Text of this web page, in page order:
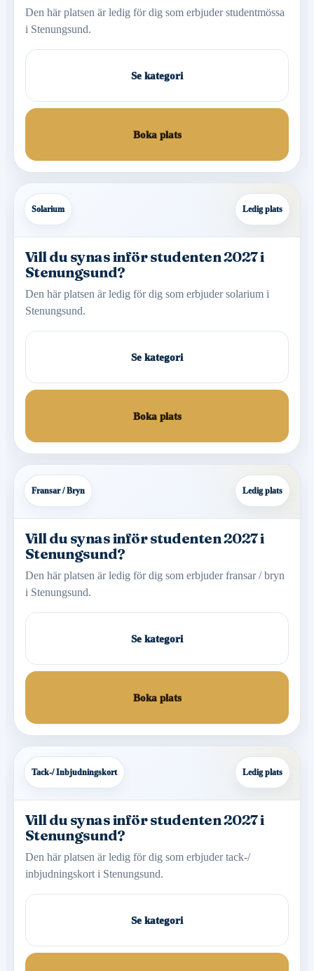
Den här platsen är ledig för dig som erbjuder studentmössa
i Stenungsund.
Se kategori
Boka plats
Solarium Ledig plats
Vill du synas inför studenten 2027 i
Stenungsund?
Den här platsen är ledig för dig som erbjuder solarium i
Stenungsund.
Se kategori
Boka plats
Fransar / Bryn Ledig plats
Vill du synas inför studenten 2027 i
Stenungsund?
Den här platsen är ledig för dig som erbjuder fransar / bryn
i Stenungsund.
Se kategori
Boka plats
Tack-/ Inbjudningskort Ledig plats
Vill du synas inför studenten 2027 i
Stenungsund?
Den här platsen är ledig för dig som erbjuder tack-/
inbjudningskort i Stenungsund.
Se kategori